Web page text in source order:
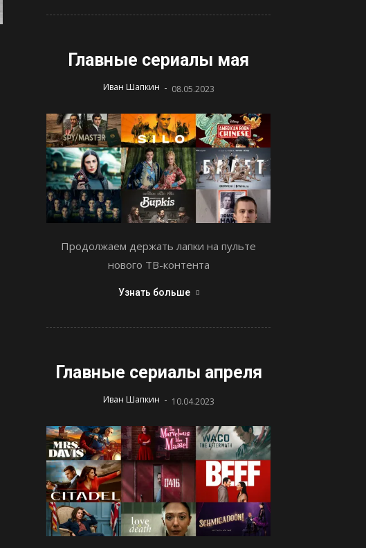
Главные сериалы мая
Иван Шапкин - 08.05.2023
Продолжаем держать лапки на пульте
нового ТВ-контента
Узнать больше
Главные сериалы апреля
Иван Шапкин - 10.04.2023